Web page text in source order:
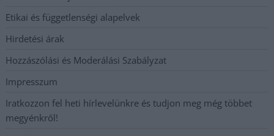
Etikai és függetlenségi alapelvek
Hirdetési árak
Hozzászólási és Moderálási Szabályzat
Impresszum
Iratkozzon fel heti hírlevelünkre és tudjon meg még többet
megyénkről!